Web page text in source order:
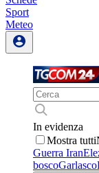
Sport
Meteo
In evidenza
Mostra tutti
Guerra Iran
boscoGarlasco